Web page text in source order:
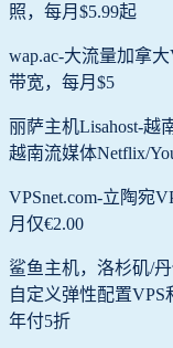
照，每月$5.99起
wap.ac-大流量加拿
带宽，每月$5
丽萨主机Lisahost-越
越南流媒体Netflix/
VPSnet.com-立陶宛
月仅€2.00
鲨鱼主机，洛杉矶/
自定义弹性配置VPS
年付5折